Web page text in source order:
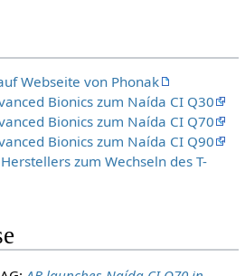
Webseite von Phonak
Bionics zum Naída CI Q30
Bionics zum Naída CI Q70
Bionics zum Naída CI Q90
zum Wechseln des T-